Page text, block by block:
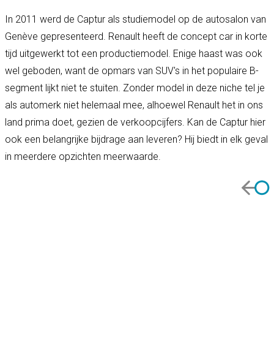
In 2011 werd de Captur als studiemodel op de autosalon van
Genève gepresenteerd. Renault heeft de concept car in korte
tijd uitgewerkt tot een productiemodel. Enige haast was ook
wel geboden, want de opmars van SUV's in het populaire B-
segment lijkt niet te stuiten. Zonder model in deze niche tel je
als automerk niet helemaal mee, alhoewel Renault het in ons
land prima doet, gezien de verkoopcijfers. Kan de Captur hier
ook een belangrijke bijdrage aan leveren? Hij biedt in elk geval
in meerdere opzichten meerwaarde.